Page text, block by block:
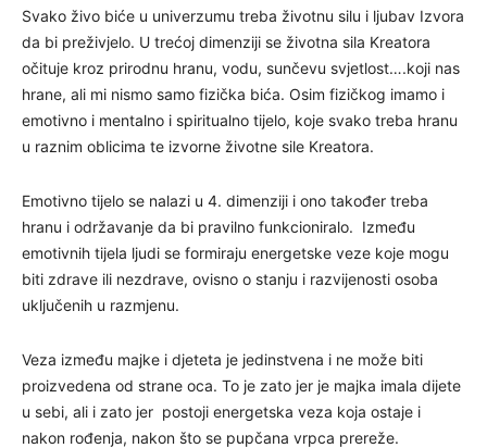
Svako živo biće u univerzumu treba životnu silu i ljubav Izvora
da bi preživjelo. U trećoj dimenziji se životna sila Kreatora
očituje kroz prirodnu hranu, vodu, sunčevu svjetlost….koji nas
hrane, ali mi nismo samo fizička bića. Osim fizičkog imamo i
emotivno i mentalno i spiritualno tijelo, koje svako treba hranu
u raznim oblicima te izvorne životne sile Kreatora.
Emotivno tijelo se nalazi u 4. dimenziji i ono također treba
hranu i održavanje da bi pravilno funkcioniralo. Između
emotivnih tijela ljudi se formiraju energetske veze koje mogu
biti zdrave ili nezdrave, ovisno o stanju i razvijenosti osoba
uključenih u razmjenu.
Veza između majke i djeteta je jedinstvena i ne može biti
proizvedena od strane oca. To je zato jer je majka imala dijete
u sebi, ali i zato jer postoji energetska veza koja ostaje i
nakon rođenja, nakon što se pupčana vrpca prereže.